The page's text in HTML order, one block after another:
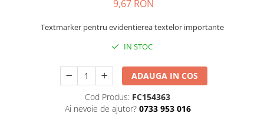
Pixuri metalice
Seturi de scris Premium
Creioane mecanice si grafit
9,67 RON
Textmarker pentru evidentierea textelor importante
IN STOC
ADAUGA IN COS
Cod Produs: FC154363
Ai nevoie de ajutor? 0733 953 016